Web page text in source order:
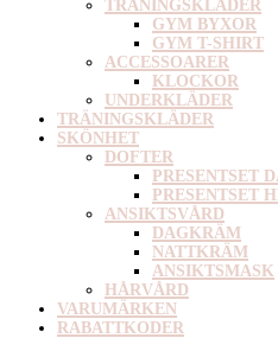
TRÄNINGSKLÄDER
GYM BYXOR
GYM T-SHIRT
ACCESSOARER
KLOCKOR
UNDERKLÄDER
TRÄNINGSKLÄDER
SKÖNHET
DOFTER
PRESENTSET
PRESENTSET
ANSIKTSVÅRD
DAGKRÄM
NATTKRÄM
ANSIKTSMASK
HÅRVÅRD
VARUMÄRKEN
RABATTKODER